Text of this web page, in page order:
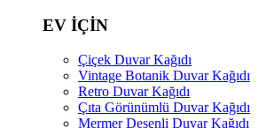
EV İÇİN
Çiçek Duvar Kağıdı
Vintage Botanik Duvar Kağıdı
Retro Duvar Kağıdı
Çıta Görünümlü Duvar Kağıdı
Mermer Desenli Duvar Kağıdı